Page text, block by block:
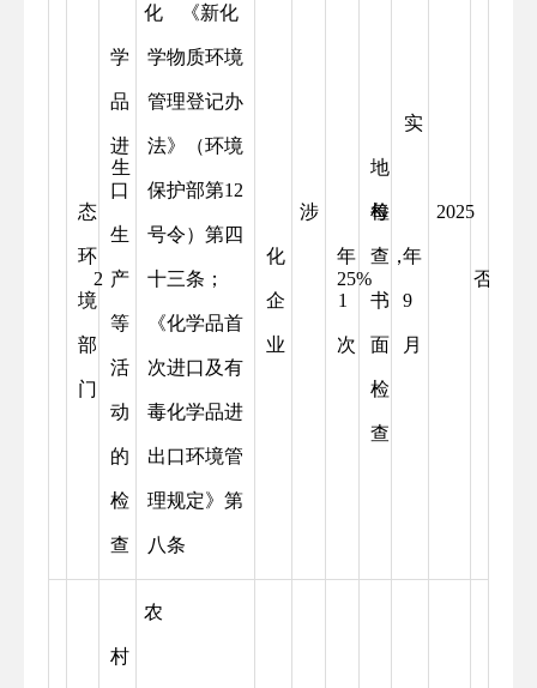
2
生
态
环
境
部
门
化
学
品
进
口
生
产
等
活
动
的
检
查
《新化
学物质环境
管理登记办
法》（环境
保护部第12
号令）第四
十三条；
《化学品首
次进口及有
毒化学品进
出口环境管
理规定》第
八条
涉
化
企
业
25%
每
年
1
次
实
地
检
查，
书
面
检
查
2025
年
9
月
否
农
村